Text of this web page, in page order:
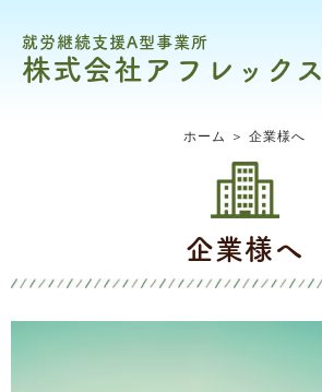
就労継続支援A型事業所
株式会社アフレックス
ホーム ＞ 企業様へ
企業様へ